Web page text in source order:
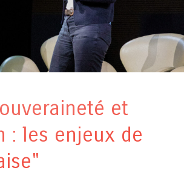
et
: les enjeux de